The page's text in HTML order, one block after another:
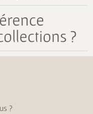
?
?